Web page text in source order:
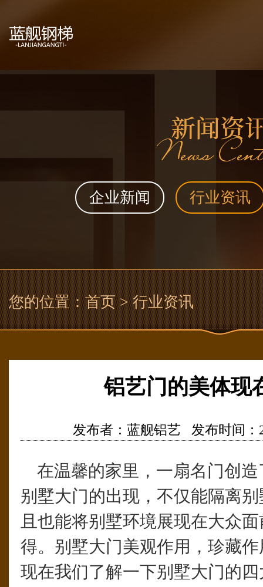
企业新闻 行业资讯
您的位置：首页> 行业资讯
铝艺门的美体现
发布者：蓝舰铝艺 发布时间：
在温馨的家里，一扇名门创造
别墅大门的出现，不仅能隔离
且也能将别墅环境展现在大众
得。别墅大门美观作用，珍藏
现在我们了解一下别墅大门的